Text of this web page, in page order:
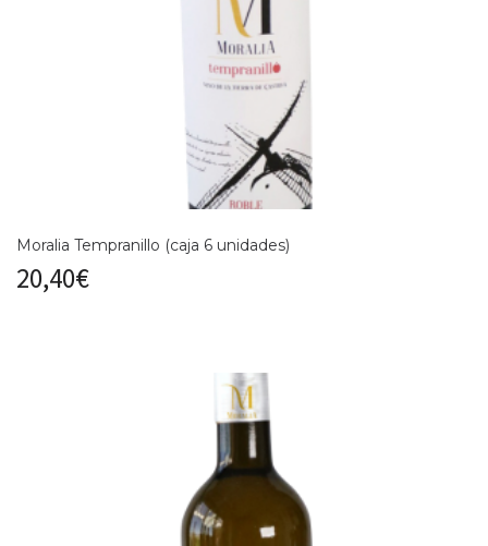
Moralia Tempranillo (caja 6 unidades)
20,40€